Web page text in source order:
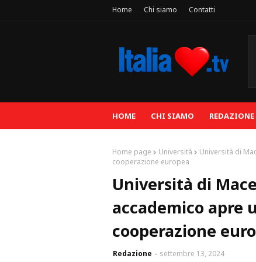
Home Chi siamo Contatti
HOME CHI SIAMO REDAZIONE
Home page Università
Università di
cooperazione europea
Università di
accademico apre
cooperazione
Redazione settembre 13, 2024